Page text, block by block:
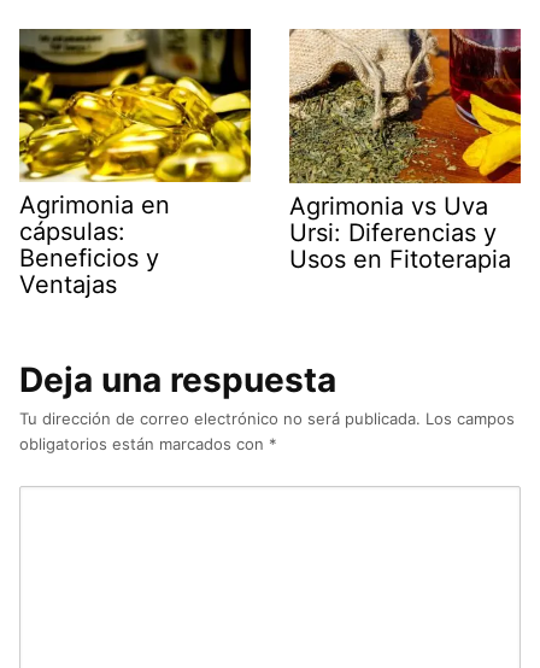
Agrimonia en
cápsulas:
Beneficios y
Ventajas
Agrimonia vs Uva
Ursi: Diferencias y
Usos en Fitoterapia
Deja una respuesta
Tu dirección de correo electrónico no será publicada. Los campos
obligatorios están marcados con *